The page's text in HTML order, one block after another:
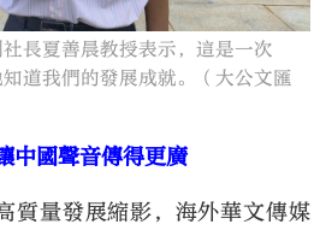
長夏善晨教授表示，這是一次
知道我們的發展成就。（大公文匯
中國聲音傳得更廣
質量發展縮影，海外華文傳媒